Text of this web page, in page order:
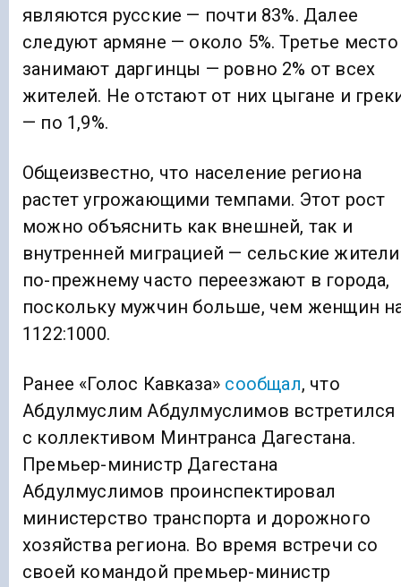
являются русские — почти 83%. Далее
следуют армяне — около 5%. Третье место
занимают даргинцы — ровно 2% от всех
жителей. Не отстают от них цыгане и
— по 1,9%.
Общеизвестно, что население региона
растет угрожающими темпами. Этот рост
можно объяснить как внешней, так и
внутренней миграцией — сельские жители
по-прежнему часто переезжают в города,
поскольку мужчин больше, чем женщин
1122:1000.
Ранее «Голос Кавказа» сообщал, что
Абдулмуслим Абдулмуслимов встретился
с коллективом Минтранса Дагестана.
Премьер-министр Дагестана
Абдулмуслимов проинспектировал
министерство транспорта и дорожного
хозяйства региона. Во время встречи со
своей командой премьер-министр